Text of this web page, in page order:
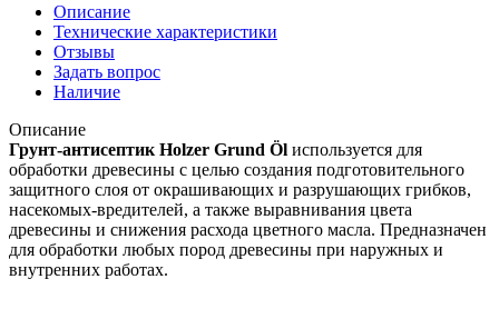
Описание
Технические характеристики
Отзывы
Задать вопрос
Наличие
Описание
Грунт-антисептик Holzer Grund Öl используется для
обработки древесины с целью создания подготовительного
защитного слоя от окрашивающих и разрушающих грибков,
насекомых-вредителей, а также выравнивания цвета
древесины и снижения расхода цветного масла. Предназначен
для обработки любых пород древесины при наружных и
внутренних работах.